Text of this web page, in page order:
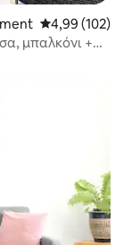
Μέση
4,99 (102)
μπαλκόνι +